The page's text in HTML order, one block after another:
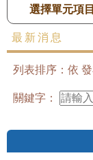
選擇單元項目
最新消息
列表排序：依
關鍵字：